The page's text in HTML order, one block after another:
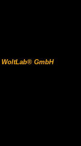
WoltLab® GmbH